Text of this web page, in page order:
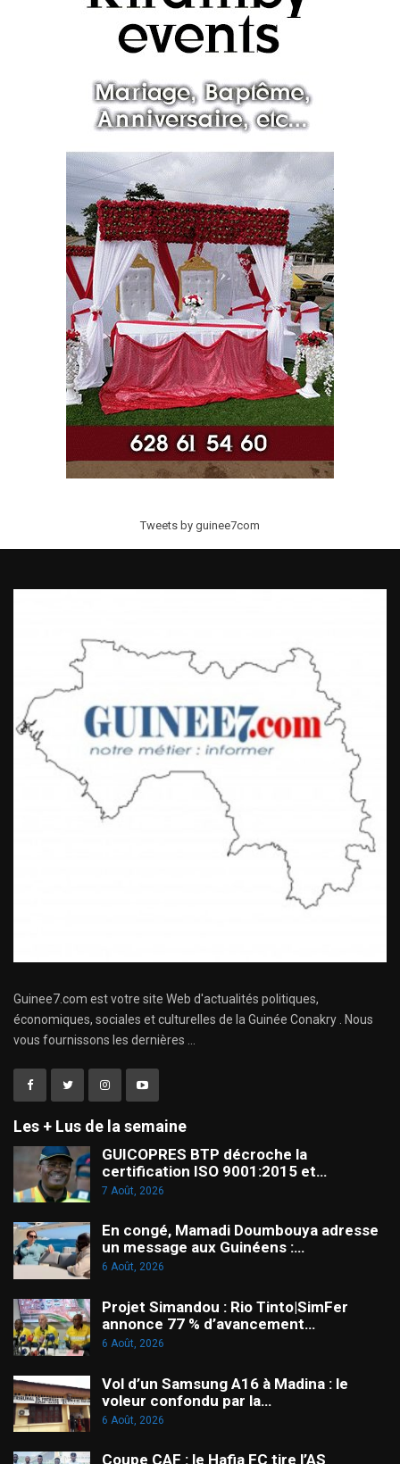
Tweets by guinee7com
Guinee7.com est votre site Web d'actualités politiques,
économiques, sociales et culturelles de la Guinée Conakry . Nous
vous fournissons les dernières ...
Les + Lus de la semaine
GUICOPRES BTP décroche la
certification ISO 9001:2015 et…
7 Août, 2026
En congé, Mamadi Doumbouya adresse
un message aux Guinéens :…
6 Août, 2026
Projet Simandou : Rio Tinto|SimFer
annonce 77 % d’avancement…
6 Août, 2026
Vol d’un Samsung A16 à Madina : le
voleur confondu par la…
6 Août, 2026
Coupe CAF : le Hafia FC tire l’AS